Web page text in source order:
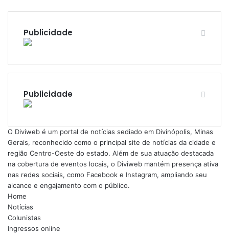
Publicidade
Publicidade
​O Diviweb é um portal de notícias sediado em Divinópolis, Minas
Gerais, reconhecido como o principal site de notícias da cidade e
região Centro-Oeste do estado. Além de sua atuação destacada
na cobertura de eventos locais, o Diviweb mantém presença ativa
nas redes sociais, como Facebook e Instagram, ampliando seu
alcance e engajamento com o público.
Home
Notícias
Colunistas
Ingressos online